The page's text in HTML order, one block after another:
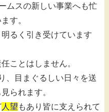
ムスの新しい事業へも忙
す。
るく引き受けています
ことはしません。
、目まぐるしい日々を送
られます。
人望 もあり皆に支えられて